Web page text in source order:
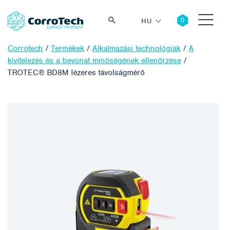
HU
Corrotech / Termékek / Alkalmazási technológiák / A
kivitelezés és a bevonat minőségének ellenőrzése /
TROTEC® BD8M lézeres távolságmérő